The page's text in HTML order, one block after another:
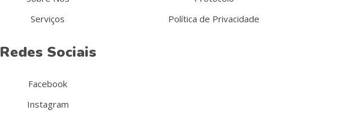
Serviços
Redes Sociais
Facebook
Instagram
Política de Privacidade